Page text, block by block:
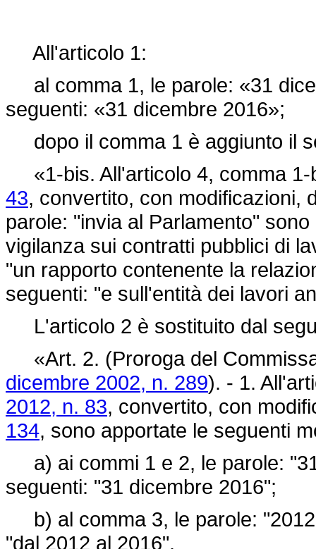
All'articolo 1:
al comma 1, le parole: «31
seguenti: «31 dicembre 2016»;
dopo il comma 1 è aggiunto il
«1-bis. All'articolo 4, comma
43, convertito, con modificazioni,
parole: "invia al Parlamento"
vigilanza sui contratti pubblici di
"un rapporto contenente la
seguenti: "e sull'entità dei lavori
L'articolo 2 è sostituito dal
«Art. 2. (Proroga del
dicembre 2002, n. 289). - 1.
2012, n. 83, convertito, con
134, sono apportate le seguenti
a) ai commi 1 e 2, le parole:
seguenti: "31 dicembre 2016";
b) al comma 3, le parole:
"dal 2012 al 2016".